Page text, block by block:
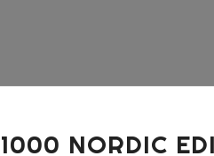
NORDIC